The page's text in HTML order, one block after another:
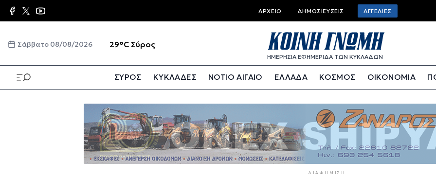
Παράκαμψη
προς
κυρίως
Top
bar
menu
ΑΡΧΕΊΟ ΔΗΜΟΣΙΕΎΣΕΙΣ ΑΓΓΕΛΊΕΣ
Σάββατο 08/08/2026 29°C Σύρος
ΗΜΕΡΗΣΙΑ ΕΦΗΜΕΡΙΔΑ ΤΩΝ ΚΥΚΛΑΔΩΝ
ΣΥΡΟΣ ΚΥΚΛΑΔΕΣ ΝΟΤΙΟ ΑΙΓΑΙΟ ΕΛΛΑΔΑ ΚΟΣΜΟΣ ΟΙΚΟΝΟΜΙΑ
ΔΙΑΦΉΜΙΣΗ